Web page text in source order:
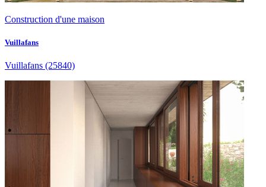
Construction d'une maison
Vuillafans
Vuillafans (25840)